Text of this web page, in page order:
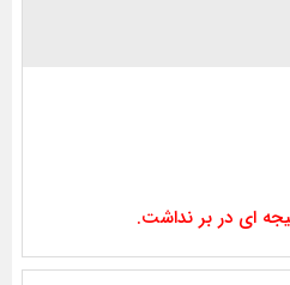
ای در بر نداشت.